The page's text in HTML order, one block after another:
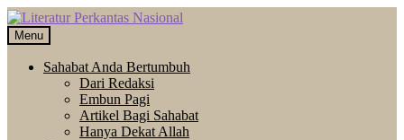
Skip
to
navigation
Langsung
ke
isi
Menu
Sahabat Anda Bertumbuh
Dari Redaksi
Embun Pagi
Artikel Bagi Sahabat
Hanya Dekat Allah